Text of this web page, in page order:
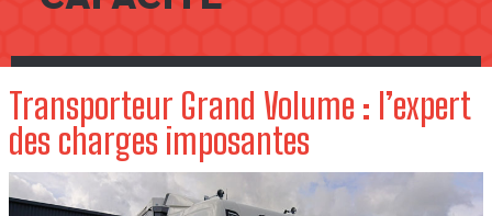
Transporteur Grand Volume : l’expert
des charges imposantes